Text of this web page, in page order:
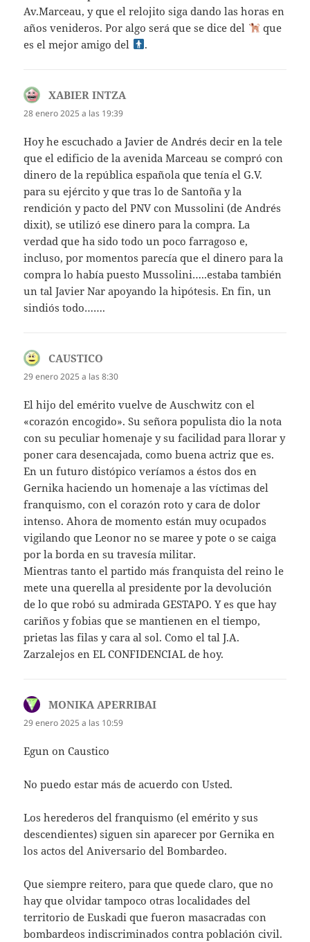
Av.Marceau, y que el relojito siga dando las horas en
años venideros. Por algo será que se dice del
que
es el mejor amigo del
.
XABIER INTZA
28 enero 2025 a las 19:39
Hoy he escuchado a Javier de Andrés decir en la tele
que el edificio de la avenida Marceau se compró con
dinero de la república española que tenía el G.V.
para su ejército y que tras lo de Santoña y la
rendición y pacto del PNV con Mussolini (de Andrés
dixit), se utilizó ese dinero para la compra. La
verdad que ha sido todo un poco farragoso e,
incluso, por momentos parecía que el dinero para la
compra lo había puesto Mussolini…..estaba también
un tal Javier Nar apoyando la hipótesis. En fin, un
sindiós todo…….
CAUSTICO
29 enero 2025 a las 8:30
El hijo del emérito vuelve de Auschwitz con el
«corazón encogido». Su señora populista dio la nota
con su peculiar homenaje y su facilidad para llorar y
poner cara desencajada, como buena actriz que es.
En un futuro distópico veríamos a éstos dos en
Gernika haciendo un homenaje a las víctimas del
franquismo, con el corazón roto y cara de dolor
intenso. Ahora de momento están muy ocupados
vigilando que Leonor no se maree y pote o se caiga
por la borda en su travesía militar.
Mientras tanto el partido más franquista del reino le
mete una querella al presidente por la devolución
de lo que robó su admirada GESTAPO. Y es que hay
cariños y fobias que se mantienen en el tiempo,
prietas las filas y cara al sol. Como el tal J.A.
Zarzalejos en EL CONFIDENCIAL de hoy.
MONIKA APERRIBAI
29 enero 2025 a las 10:59
Egun on Caustico
No puedo estar más de acuerdo con Usted.
Los herederos del franquismo (el emérito y sus
descendientes) siguen sin aparecer por Gernika en
los actos del Aniversario del Bombardeo.
Que siempre reitero, para que quede claro, que no
hay que olvidar tampoco otras localidades del
territorio de Euskadi que fueron masacradas con
bombardeos indiscriminados contra población civil.